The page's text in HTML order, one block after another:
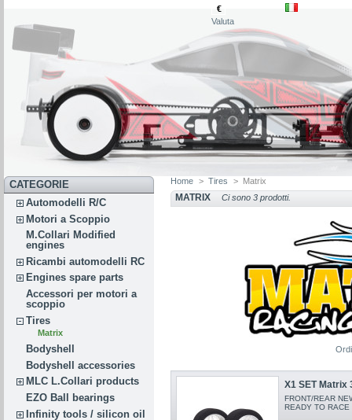
€
Valuta
CATEGORIE
Automodelli R/C
Motori a Scoppio
M.Collari Modified
engines
Ricambi automodelli RC
Engines spare parts
Accessori per motori a
scoppio
Tires
Matrix
Bodyshell
Bodyshell accessories
MLC L.Collari products
EZO Ball bearings
Infinity tools / silicon oil
Home > Tires > Matrix
MATRIX Ci sono 3 prodotti.
X1 SET Matrix
FRONT/REAR
READY TO RACE